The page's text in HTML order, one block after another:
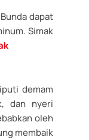
dapat
Simak
demam
dan nyeri
oleh
membaik